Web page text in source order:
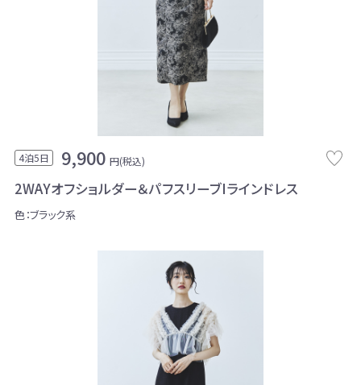
4泊5日 9,900 円(税込)
2WAYオフショルダー＆パフスリーブIラインドレス
色：ブラック系